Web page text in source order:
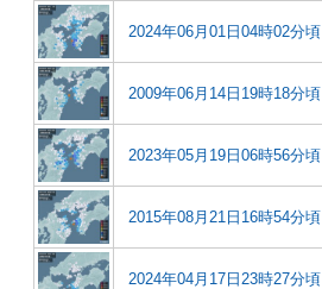
2024年06月01日04時02分頃
2009年06月14日19時18分頃
2023年05月19日06時56分頃
2015年08月21日16時54分頃
2024年04月17日23時27分頃